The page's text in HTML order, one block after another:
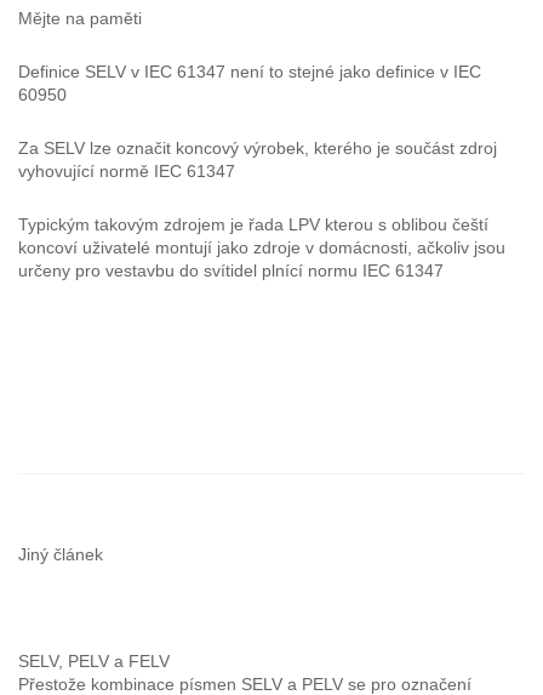
Mějte na paměti
Definice SELV v IEC 61347 není to stejné jako definice v IEC
60950
Za SELV lze označit koncový výrobek, kterého je součást zdroj
vyhovující normě IEC 61347
Typickým takovým zdrojem je řada LPV kterou s oblibou čeští
koncoví uživatelé montují jako zdroje v domácnosti, ačkoliv jsou
určeny pro vestavbu do svítidel plnící normu IEC 61347
Jiný článek
SELV, PELV a FELV
Přestože kombinace písmen SELV a PELV se pro označení